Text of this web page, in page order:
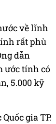
về lĩnh
rất phù
dẫn
ước tính có
5.000 kỹ
gia TP.